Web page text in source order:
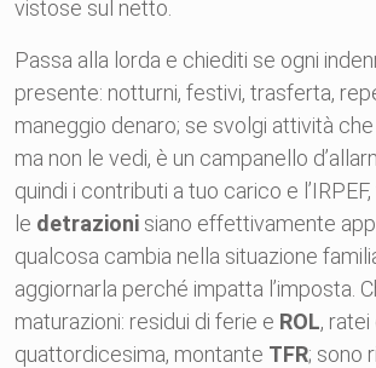
vistose sul netto.
Passa alla lorda e chiediti se ogni
presente: notturni, festivi, trasferta,
maneggio denaro; se svolgi attività
ma non le vedi, è un campanello
quindi i contributi a tuo carico e
le detrazioni siano effettivamente
qualcosa cambia nella situazione
aggiornarla perché impatta l’imposta.
maturazioni: residui di ferie e ROL,
quattordicesima, montante TFR; sono